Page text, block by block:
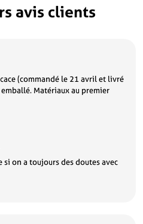
avis clients
(commandé le 21 avril et livré
Matériaux au premier
si on a toujours des doutes avec